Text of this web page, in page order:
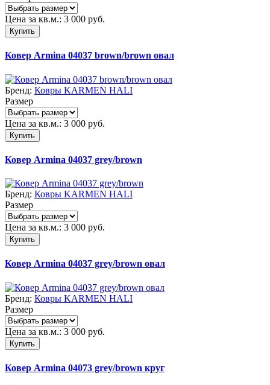
Цена за кв.м.: 3 000 руб.
Купить
Ковер Armina 04037 brown/brown овал
Бренд: Ковры KARMEN HALI
Размер
Цена за кв.м.: 3 000 руб.
Купить
Ковер Armina 04037 grey/brown
Бренд: Ковры KARMEN HALI
Размер
Цена за кв.м.: 3 000 руб.
Купить
Ковер Armina 04037 grey/brown овал
Бренд: Ковры KARMEN HALI
Размер
Цена за кв.м.: 3 000 руб.
Купить
Ковер Armina 04073 grey/brown круг